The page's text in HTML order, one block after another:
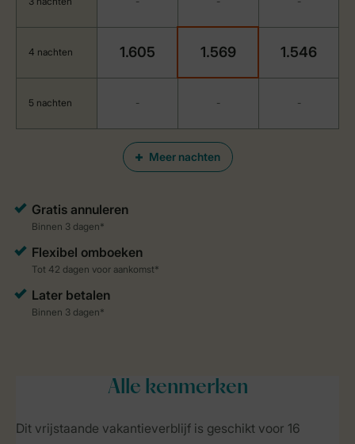
Meer nachten
4 nachten 1.605 1.569 1.546
5 nachten - - -
Alle kenmerken
Dit vrijstaande vakantieverblijf is geschikt voor 16